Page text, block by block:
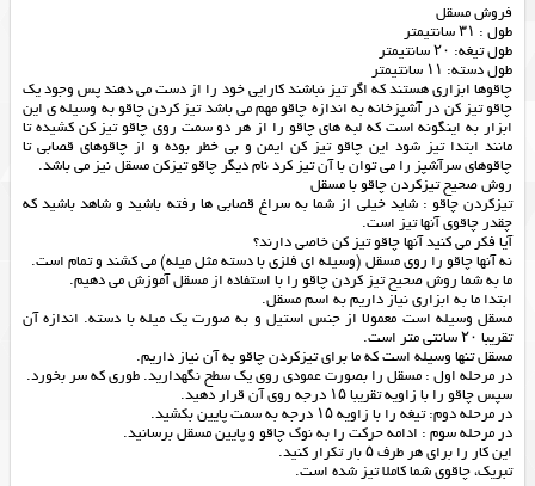
فروش مسقل
طول : ۳۱ سانتیمتر
طول تیغه: ۲۰ سانتیمتر
طول دسته: ۱۱ سانتیمتر
چاقوها ابزاری هستند که اگر تیز نباشند کارایی خود را از دست می دهند پس وجود یک
چاقو تیز کن در آشپزخانه به اندازه چاقو مهم می باشد تیز کردن چاقو به وسیله ی این
ابزار به اینگونه است که لبه های چاقو را از هر دو سمت روی چاقو تیز کن کشیده تا
مانند ابتدا تیز شود این چاقو تیز کن ایمن و بی خطر بوده و از چاقوهای قصابی تا
چاقوهای سرآشپز را می توان با آن تیز کرد نام دیگر چاقو تیزکن مسقل نیز می باشد.
روش صحیح تیزکردن چاقو با مسقل
تیزکردن چاقو : شاید خیلی از شما به سراغ قصابی ها رفته باشید و شاهد باشید که
چقدر چاقوی آنها تیز است.
آیا فکر می کنید آنها چاقو تیز کن خاصی دارند؟
نه آنها چاقو را روی مسقل (وسیله ای فلزی با دسته مثل میله) می کشند و تمام است.
ما به شما روش صحیح تیز کردن چاقو را با استفاده از مسقل آموزش می دهیم.
ابتدا ما به ابزاری نیاز داریم به اسم مسقل.
مسقل وسیله است معمولا از جنس استیل و به صورت یک میله با دسته. اندازه آن
تقریبا ۲۰ سانتی متر است.
مسقل تنها وسیله است که ما برای تیزکردن چاقو به آن نیاز داریم.
در مرحله اول : مسقل را بصورت عمودی روی یک سطح نگهدارید. طوری که سر بخورد.
سپس چاقو را با زاویه تقریبا ۱۵ درجه روی آن قرار دهید.
در مرحله دوم: تیغه را با زاویه ۱۵ درجه به سمت پایین بکشید.
در مرحله سوم : ادامه حرکت را به نوک چاقو و پایین مسقل برسانید.
این کار را برای هر طرف ۵ بار تکرار کنید.
تبریک، چاقوی شما کاملا تیز شده است.